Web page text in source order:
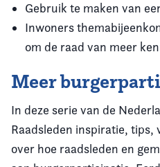
Gebruik te maken van
Inwoners
om de raad van meer
Meer
In deze serie van de
Raadsleden inspiratie, tips,
over hoe raadsleden en